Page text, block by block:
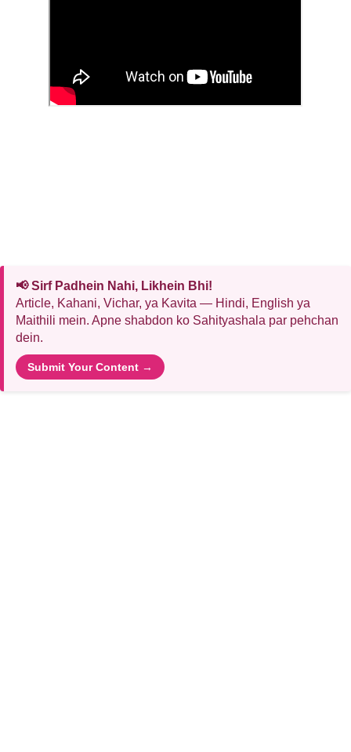
📢 Sirf Padhein Nahi, Likhein Bhi!
Article, Kahani, Vichar, ya Kavita — Hindi, English ya
Maithili mein. Apne shabdon ko Sahityashala par pehchan
dein.
Submit Your Content →